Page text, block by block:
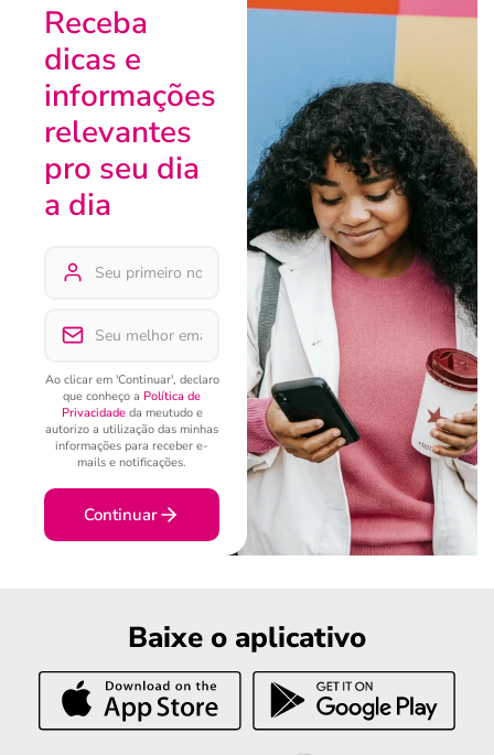
Receba
dicas e
informações
relevantes
pro seu dia
a dia
Ao clicar em 'Continuar', declaro
que conheço a Política de
Privacidadeda meutudo e
autorizo a utilização das minhas
informações para receber e-
mails e notificações.
Continuar
Baixe o aplicativo